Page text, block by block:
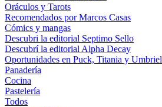
Oráculos y Tarots
Recomendados por Marcos Casas
Cómics y mangas
Descubri la editorial Septimo Sello
Descubrí la editorial Alpha Decay
Oportunidades en Puck, Titania y Umbriel
Panadería
Cocina
Pastelería
Todos